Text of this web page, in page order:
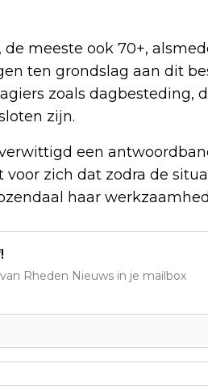
meeste ook 70+,
ten grondslag aan dit
zoals dagbesteding,
zijn.
een
zich dat zodra de
haar
Rheden Nieuws in je mailbox